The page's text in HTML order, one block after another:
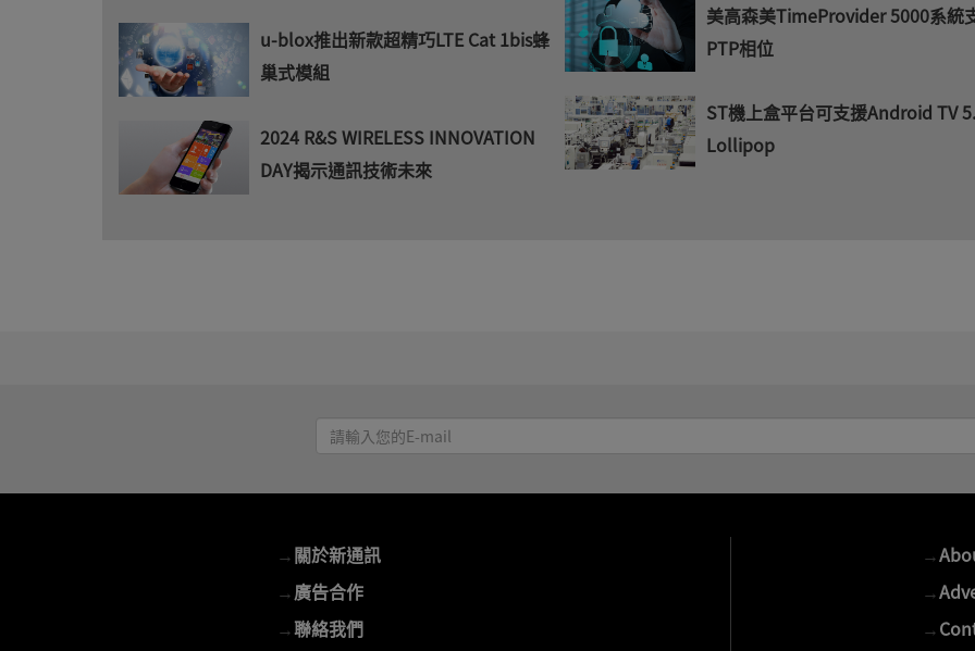
u-blox推出新款超精巧LTE Cat 1bis蜂
巢式模組
2024 R&S WIRELESS INNOVATION
DAY揭示通訊技術未來
美高森美TimeProvider 5000系統
PTP相位
ST機上盒平台可支援Android TV
Lollipop
請
輸
E-
mail
→關於新通訊
→廣告合作
→聯絡我們
→
→
→